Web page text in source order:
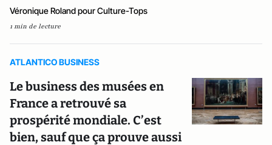
Véronique Roland pour Culture-Tops
1 min de lecture
ATLANTICO BUSINESS
Le business des musées en
France a retrouvé sa
prospérité mondiale. C’est
bien, sauf que ça prouve aussi